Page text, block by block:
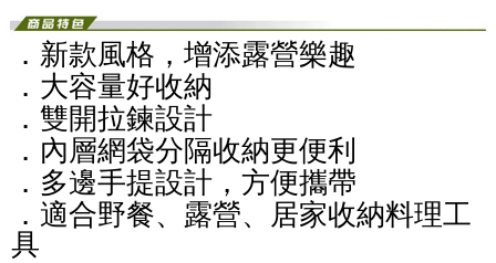
．新款風格，增添露營樂趣
．大容量好收納
．雙開拉鍊設計
．內層網袋分隔收納更便利
．多邊手提設計，方便攜帶
．適合野餐、露營、居家收納料理工
具